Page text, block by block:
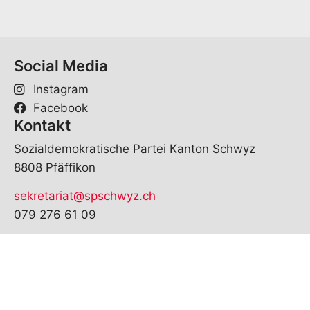
Social Media
Instagram
Facebook
Kontakt
Sozialdemokratische Partei Kanton Schwyz
8808 Pfäffikon
sekretariat@spschwyz.ch
079 276 61 09